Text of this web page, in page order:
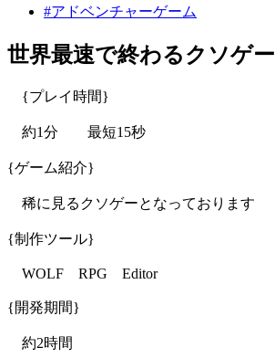
#アドベンチャーゲーム
世界最速で終わるクソゲー
{プレイ時間}
約1分 最短15秒
{ゲーム紹介}
稀に見るクソゲーとなっております
{制作ツール}
WOLF RPG Editor
{開発期間}
約2時間